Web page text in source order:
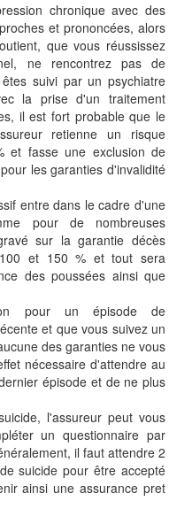
chronique avec des
et prononcées, alors
que vous réussissez
ne rencontrez pas de
suivi par un psychiatre
la prise d'un traitement
il est fort probable que le
retienne un risque
et fasse une exclusion de
les garanties d'invalidité
entre dans le cadre d'une
pour de nombreuses
sur la garantie décès
et 150 % et tout sera
des poussées ainsi que
pour un épisode de
et que vous suivez un
des garanties ne vous
nécessaire d'attendre au
épisode et de ne plus
l'assureur peut vous
un questionnaire par
il faut attendre 2
suicide pour être accepté
ainsi une assurance pret